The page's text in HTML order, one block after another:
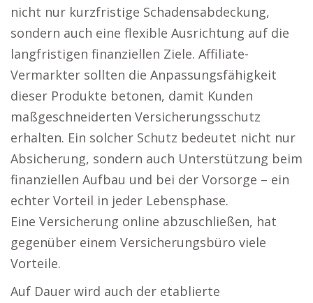
nicht nur kurzfristige Schadensabdeckung,
sondern auch eine flexible Ausrichtung auf die
langfristigen finanziellen Ziele. Affiliate-
Vermarkter sollten die Anpassungsfähigkeit
dieser Produkte betonen, damit Kunden
maßgeschneiderten Versicherungsschutz
erhalten. Ein solcher Schutz bedeutet nicht nur
Absicherung, sondern auch Unterstützung beim
finanziellen Aufbau und bei der Vorsorge – ein
echter Vorteil in jeder Lebensphase.
Eine Versicherung online abzuschließen, hat
gegenüber einem Versicherungsbüro viele
Vorteile.
Auf Dauer wird auch der etablierte